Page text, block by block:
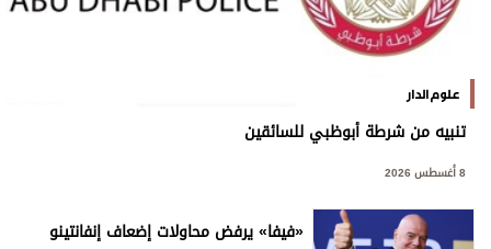
علوم الدار
تنبيه من شرطة أبوظبي للسائقين
8 أغسطس 2026
«فيفا» يرفض محاولات إضعاف إنفانتينو